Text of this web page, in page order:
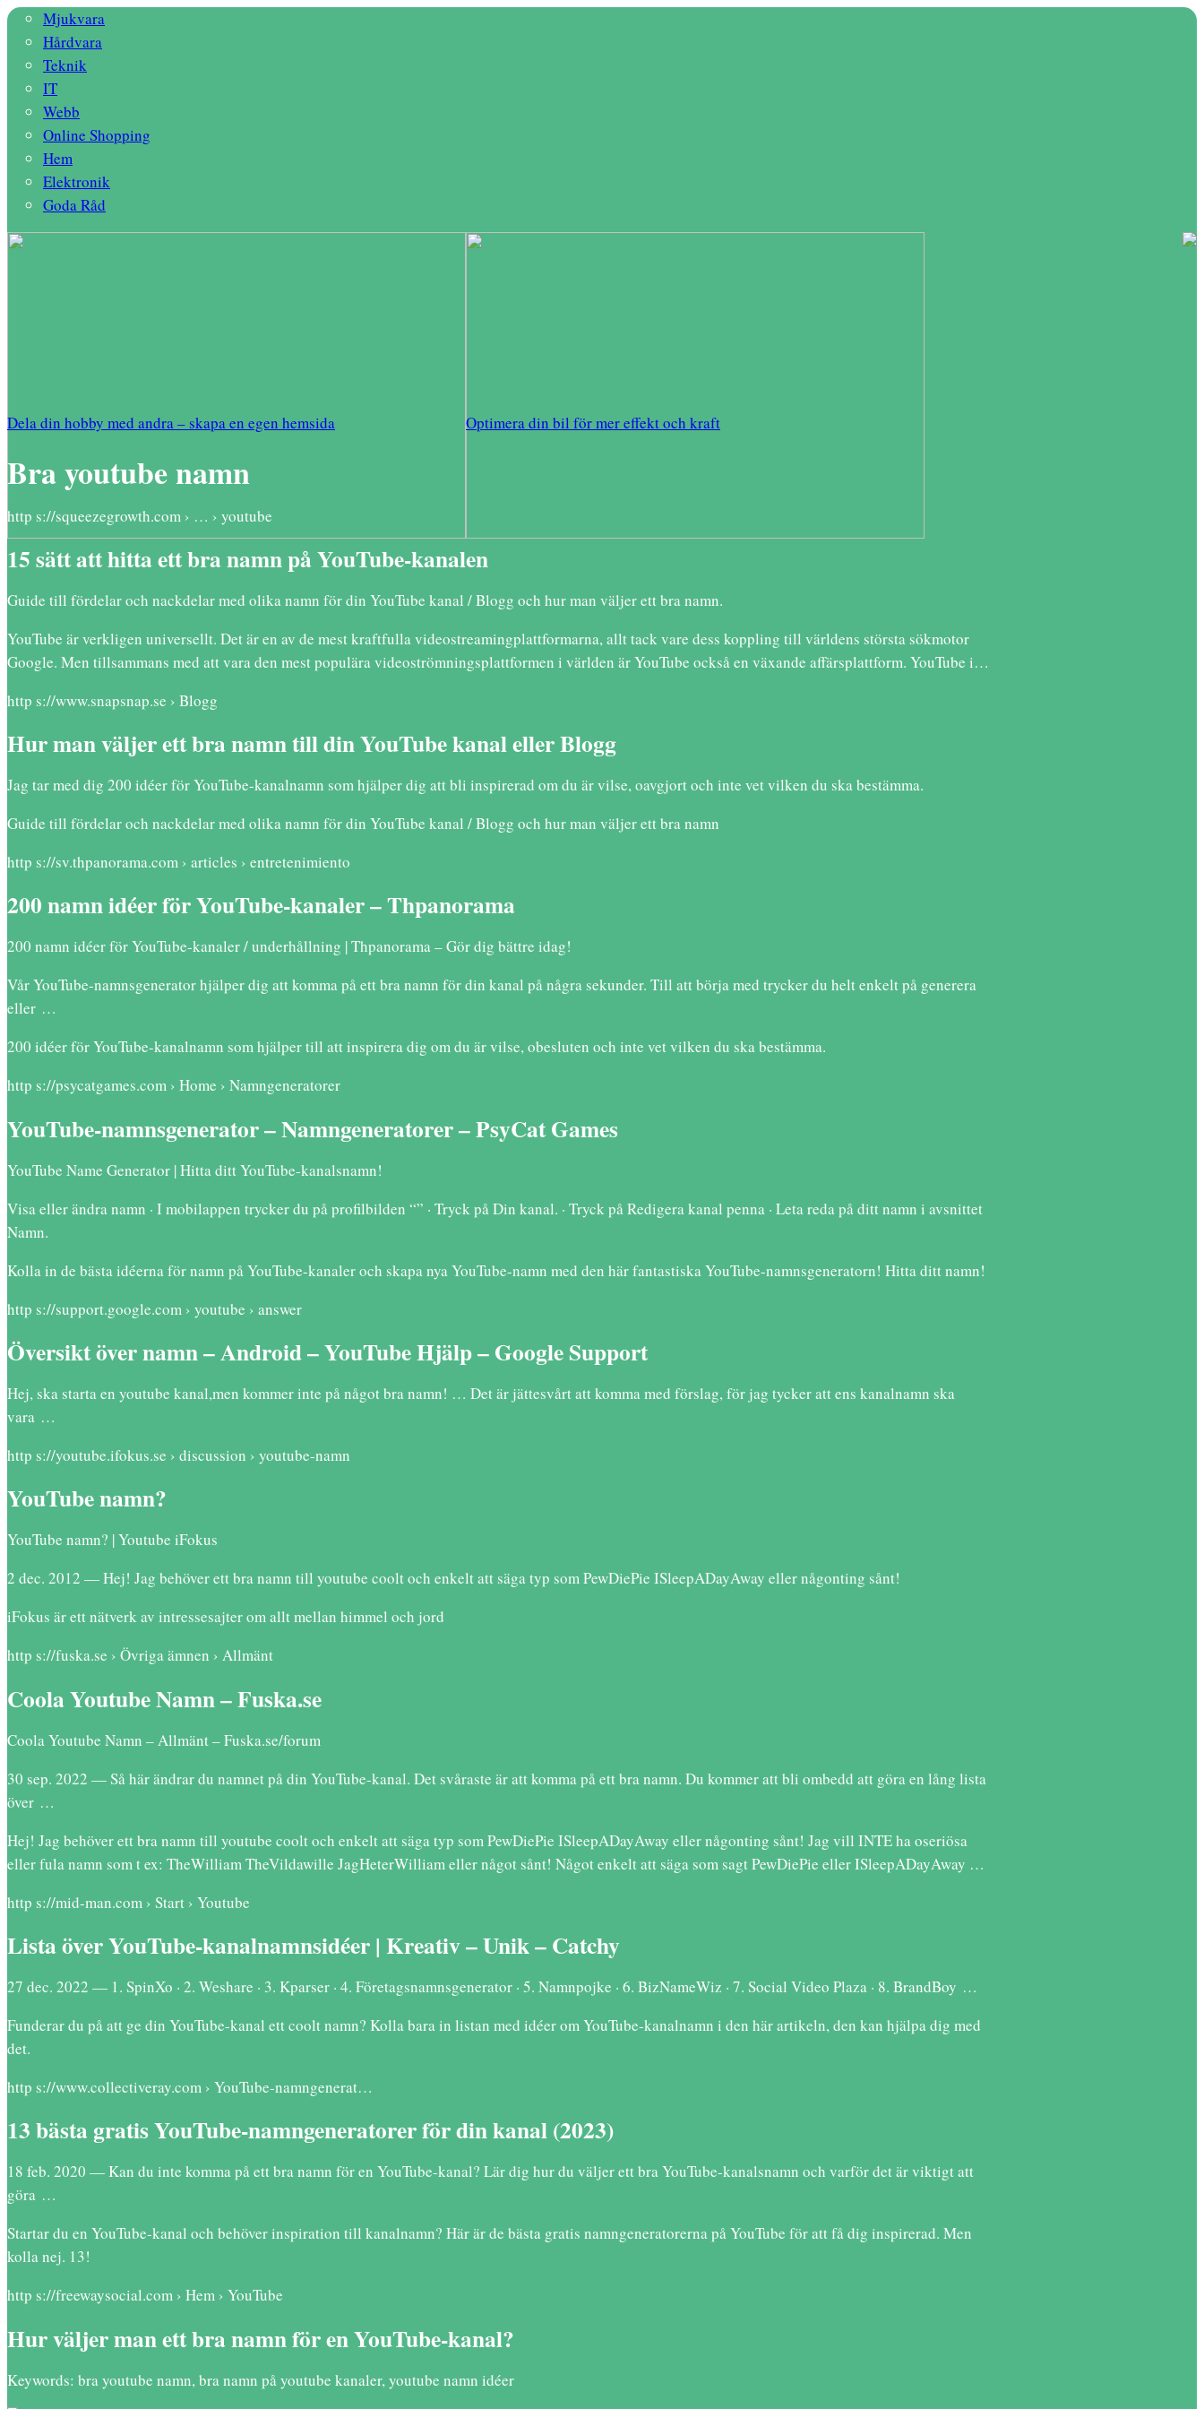
Mjukvara
Hårdvara
Teknik
IT
Webb
Online Shopping
Hem
Elektronik
Goda Råd
Dela din hobby med andra – skapa en egen hemsida Optimera din bil för mer effekt och kraft
Bra youtube namn
http s://squeezegrowth.com › … › youtube
15 sätt att hitta ett bra namn på YouTube-kanalen
Guide till fördelar och nackdelar med olika namn för din YouTube kanal / Blogg och hur man väljer ett bra namn.
YouTube är verkligen universellt. Det är en av de mest kraftfulla videostreamingplattformarna, allt tack vare dess koppling till världens största sökmotor
Google. Men tillsammans med att vara den mest populära videoströmningsplattformen i världen är YouTube också en växande affärsplattform. YouTube i…
http s://www.snapsnap.se › Blogg
Hur man väljer ett bra namn till din YouTube kanal eller Blogg
Jag tar med dig 200 idéer för YouTube-kanalnamn som hjälper dig att bli inspirerad om du är vilse, oavgjort och inte vet vilken du ska bestämma.
Guide till fördelar och nackdelar med olika namn för din YouTube kanal / Blogg och hur man väljer ett bra namn
http s://sv.thpanorama.com › articles › entretenimiento
200 namn idéer för YouTube-kanaler – Thpanorama
200 namn idéer för YouTube-kanaler / underhållning | Thpanorama – Gör dig bättre idag!
Vår YouTube-namnsgenerator hjälper dig att komma på ett bra namn för din kanal på några sekunder. Till att börja med trycker du helt enkelt på generera
eller …
200 idéer för YouTube-kanalnamn som hjälper till att inspirera dig om du är vilse, obesluten och inte vet vilken du ska bestämma.
http s://psycatgames.com › Home › Namngeneratorer
YouTube-namnsgenerator – Namngeneratorer – PsyCat Games
YouTube Name Generator | Hitta ditt YouTube-kanalsnamn!
Visa eller ändra namn · I mobilappen trycker du på profilbilden “” · Tryck på Din kanal. · Tryck på Redigera kanal penna · Leta reda på ditt namn i avsnittet
Namn.
Kolla in de bästa idéerna för namn på YouTube-kanaler och skapa nya YouTube-namn med den här fantastiska YouTube-namnsgeneratorn! Hitta ditt namn!
http s://support.google.com › youtube › answer
Översikt över namn – Android – YouTube Hjälp – Google Support
Hej, ska starta en youtube kanal,men kommer inte på något bra namn! … Det är jättesvårt att komma med förslag, för jag tycker att ens kanalnamn ska
vara …
http s://youtube.ifokus.se › discussion › youtube-namn
YouTube namn?
YouTube namn? | Youtube iFokus
2 dec. 2012 — Hej! Jag behöver ett bra namn till youtube coolt och enkelt att säga typ som PewDiePie ISleepADayAway eller någonting sånt!
iFokus är ett nätverk av intressesajter om allt mellan himmel och jord
http s://fuska.se › Övriga ämnen › Allmänt
Coola Youtube Namn – Fuska.se
Coola Youtube Namn – Allmänt – Fuska.se/forum
30 sep. 2022 — Så här ändrar du namnet på din YouTube-kanal. Det svåraste är att komma på ett bra namn. Du kommer att bli ombedd att göra en lång lista
över …
Hej! Jag behöver ett bra namn till youtube coolt och enkelt att säga typ som PewDiePie ISleepADayAway eller någonting sånt! Jag vill INTE ha oseriösa
eller fula namn som t ex: TheWilliam TheVildawille JagHeterWilliam eller något sånt! Något enkelt att säga som sagt PewDiePie eller ISleepADayAway …
http s://mid-man.com › Start › Youtube
Lista över YouTube-kanalnamnsidéer | Kreativ – Unik – Catchy
27 dec. 2022 — 1. SpinXo · 2. Weshare · 3. Kparser · 4. Företagsnamnsgenerator · 5. Namnpojke · 6. BizNameWiz · 7. Social Video Plaza · 8. BrandBoy …
Funderar du på att ge din YouTube-kanal ett coolt namn? Kolla bara in listan med idéer om YouTube-kanalnamn i den här artikeln, den kan hjälpa dig med
det.
http s://www.collectiveray.com › YouTube-namngenerat…
13 bästa gratis YouTube-namngeneratorer för din kanal (2023)
18 feb. 2020 — Kan du inte komma på ett bra namn för en YouTube-kanal? Lär dig hur du väljer ett bra YouTube-kanalsnamn och varför det är viktigt att
göra …
Startar du en YouTube-kanal och behöver inspiration till kanalnamn? Här är de bästa gratis namngeneratorerna på YouTube för att få dig inspirerad. Men
kolla nej. 13!
http s://freewaysocial.com › Hem › YouTube
Hur väljer man ett bra namn för en YouTube-kanal?
Keywords: bra youtube namn, bra namn på youtube kanaler, youtube namn idéer